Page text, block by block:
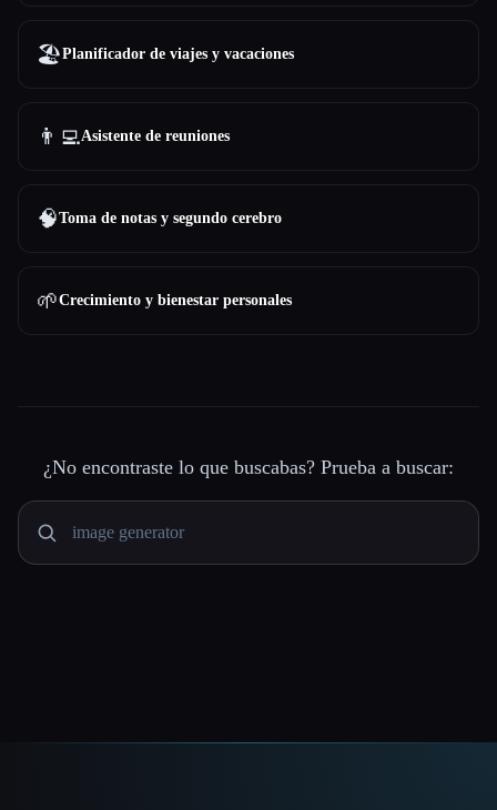
🏖Planificador de viajes y vacaciones
👨‍💻Asistente de reuniones
🧠Toma de notas y segundo cerebro
🌱Crecimiento y bienestar personales
¿No encontraste lo que buscabas? Prueba a buscar: